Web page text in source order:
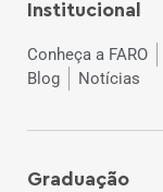
Institucional
Conheça a FARO
Blog
Notícias
Graduação